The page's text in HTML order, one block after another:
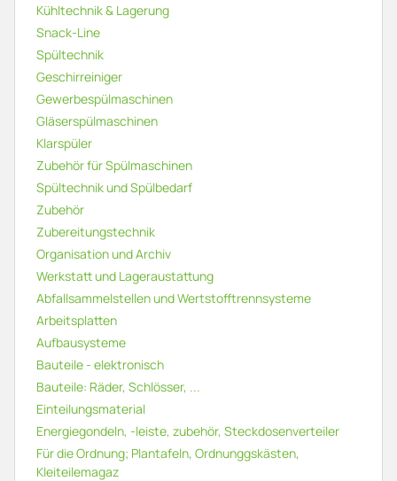
Kühltechnik & Lagerung
Snack-Line
Spültechnik
Geschirreiniger
Gewerbespülmaschinen
Gläserspülmaschinen
Klarspüler
Zubehör für Spülmaschinen
Spültechnik und Spülbedarf
Zubehör
Zubereitungstechnik
Organisation und Archiv
Werkstatt und Lageraustattung
Abfallsammelstellen und Wertstofftrennsysteme
Arbeitsplatten
Aufbausysteme
Bauteile - elektronisch
Bauteile: Räder, Schlösser, ...
Einteilungsmaterial
Energiegondeln, -leiste, zubehör, Steckdosenverteiler
Für die Ordnung; Plantafeln, Ordnunggskästen,
Kleiteilemagaz